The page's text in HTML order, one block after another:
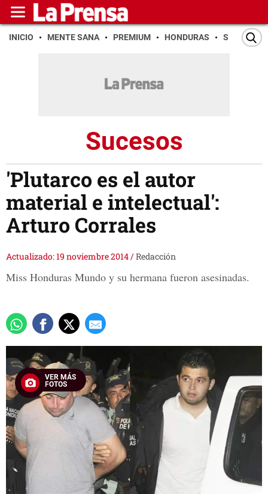
INICIO MENTE SANA PREMIUM HONDURAS SAN PEDRO
Sucesos
'Plutarco es el autor
material e intelectual':
Arturo Corrales
Actualizado: 19 noviembre 2014/Redacción
Miss Honduras Mundo y su hermana fueron asesinadas.
VER MÁS
FOTOS